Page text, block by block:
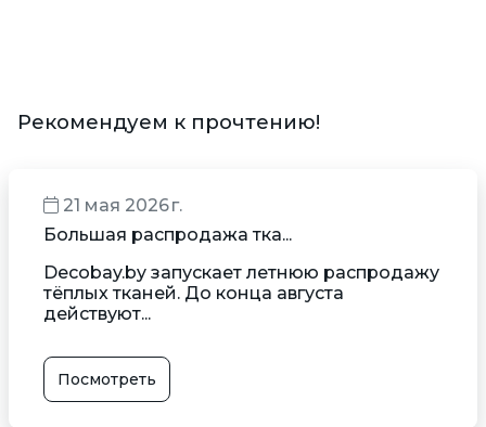
Рекомендуем к прочтению!
21 мая 2026 г.
Большая распродажа тка...
Decobay.by запускает летнюю распродажу
тёплых тканей. До конца августа
действуют...
Посмотреть